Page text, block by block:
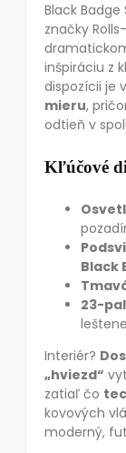
Black
značky
inšpiráciu z
dispozícii je
mieru,
odtieň v
Kľúčové
Black
23-
Interiér?
„hviezd“
zatiaľ čo
kovových
moderný,